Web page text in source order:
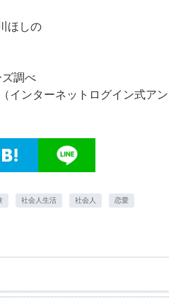
ほしの
調べ
インターネットログイン式アン
社会人生活 社会人 恋愛